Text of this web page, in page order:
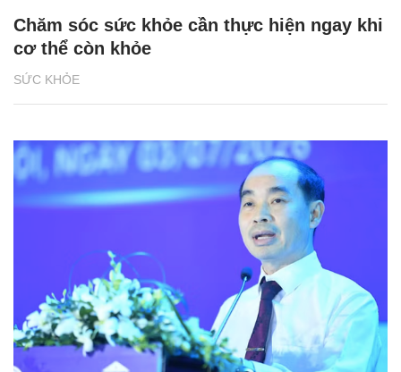
SỨC KHỎE
Chăm sóc sức khỏe cần thực hiện ngay khi
cơ thể còn khỏe